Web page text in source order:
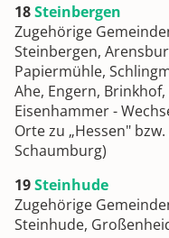
18Steinbergen
Zugehörige
Steinbergen,
Papiermühle,
Ahe, Engern,
Eisenhammer -
Orte zu „Hessen"
Schaumburg)
19Steinhude
Zugehörige
Steinhude,